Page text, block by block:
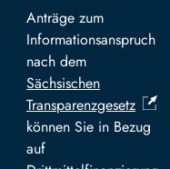
Anträge zum
Informationsanspruch
nach dem
Sächsischen
Transparenzgesetz
können Sie in Bezug
auf